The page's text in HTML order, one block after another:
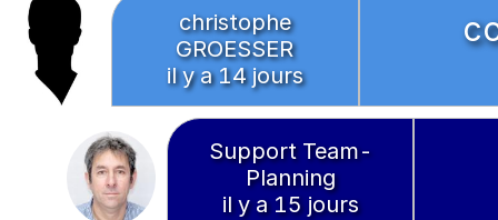
christophe
GROESSER
il y a 14 jours
Support Team-
Planning
il y a 15 jours